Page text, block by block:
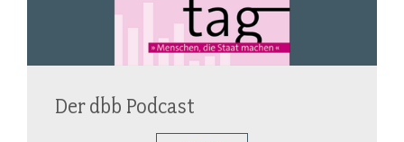
Der dbb Podcast